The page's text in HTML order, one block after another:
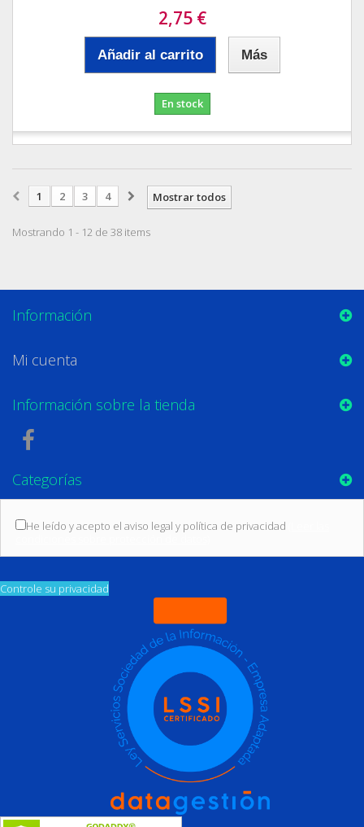
2,75 €
Añadir al carrito Más
En stock
Mostrar todos
1 2 3 4
Mostrando 1 - 12 de 38 items
Información
Mi cuenta
Información sobre la tienda
Categorías
He leído y acepto el aviso legal y política de privacidad
Controle su privacidad